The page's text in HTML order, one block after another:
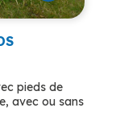
pieds de
avec ou sans